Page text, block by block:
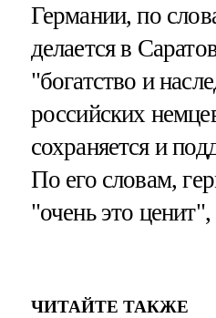
Германии, по
делается в
"богатство и
российских
сохраняется и
По его словам,
"очень это
ЧИТАЙТЕ ТАКЖЕ